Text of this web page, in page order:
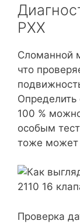
РХХ
Сломанной
что
Определить
100 %
особым
тоже может
Проверка